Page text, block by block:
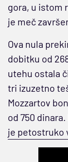
gora, u istom
je meč
Ova nula
dobitku od
utehu ostala
tri izuzetno
Mozzartov
od 750
je petostruko